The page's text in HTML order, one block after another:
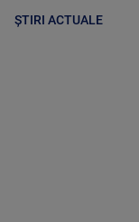
ȘTIRI ACTUALE